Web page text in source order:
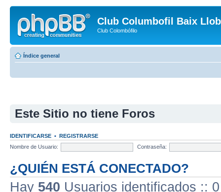
Club Columbofil Baix
Club Colombófilo
Índice general
Este Sitio no tiene Foros
IDENTIFICARSE • REGISTRARSE
Nombre de Usuario:
Contraseña:
¿QUIÉN ESTÁ CONECTADO?
Hay 540 Usuarios identificados ::